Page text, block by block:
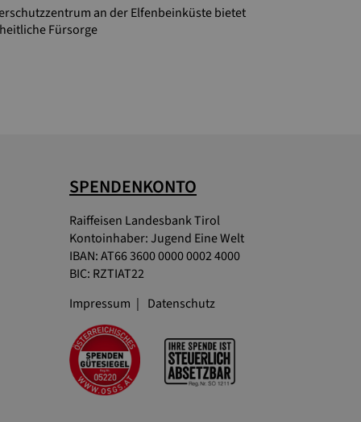
an der Elfenbeinküste bietet
Fürsorge
SPENDENKONTO
Raiffeisen Landesbank Tirol
Kontoinhaber: Jugend Eine Welt
IBAN: AT66 3600 0000 0002 4000
BIC: RZTIAT22
Impressum
Datenschutz